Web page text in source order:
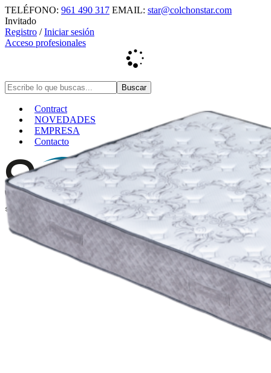
TELÉFONO: 961 490 317 EMAIL: star@colchonstar.com
Invitado
Registro /Iniciar sesión
Acceso profesionales
Contract
NOVEDADES
EMPRESA
Contacto